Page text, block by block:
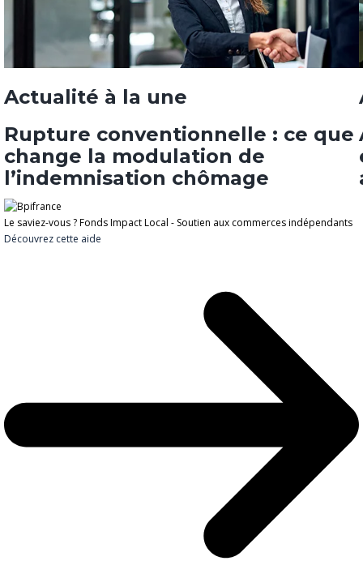
Actualité à la une
Rupture conventionnelle : ce que
change la modulation de
l’indemnisation chômage
Le saviez-vous ?Fonds Impact Local - Soutien aux commerces indépendants
Découvrez cette aide